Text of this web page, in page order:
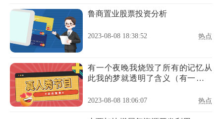
鲁商置业股票投资分析
2023-08-08 18:38:52 热点
有一个夜晚我烧毁了所有的记忆从
此我的梦就透明了含义（有一个夜
2023-08-08 18:06:07 热点